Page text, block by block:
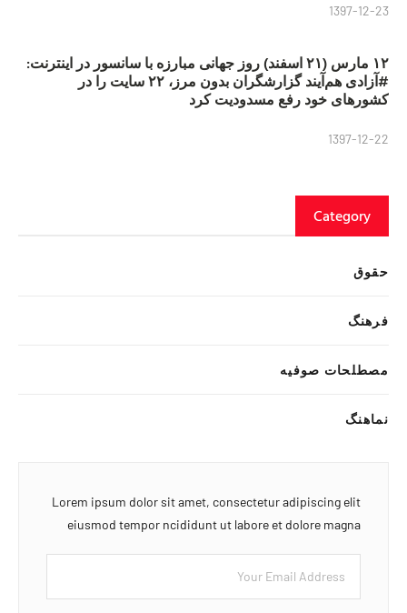
1397-12-23
۱۲ مارس (۲۱ اسفند) روز جهانی مبارزه با سانسور در اینترنت:
#آزادی هم‌آیند گزارشگران‌ بدون مرز، ۲۲ سایت را در
کشورهای خود رفع مسدودیت کرد
1397-12-22
Category
حقوق
فرهنگ
مصطلحات صوفیه
نماهنگ
Lorem ipsum dolor sit amet, consectetur adipiscing elit
eiusmod tempor ncididunt ut labore et dolore magna